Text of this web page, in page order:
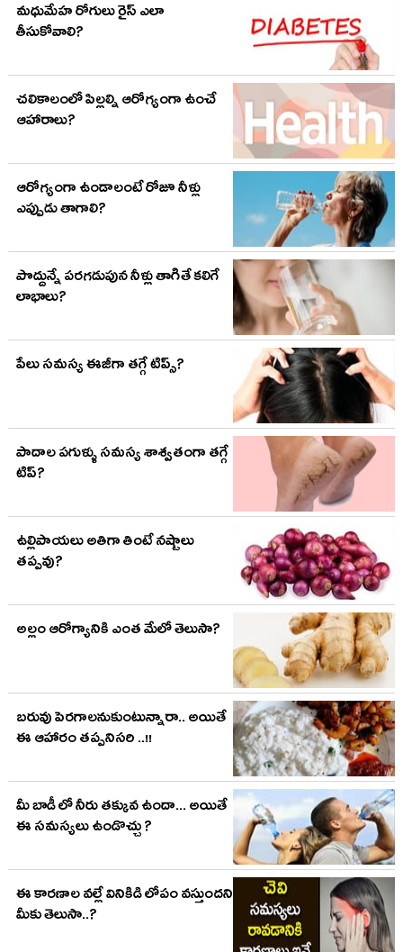
మధుమేహ రోగులు రైస్ ఎలా
తీసుకోవాలి?
చలికాలంలో పిల్లల్ని ఆరోగ్యంగా ఉంచే
ఆహారాలు?
ఆరోగ్యంగా ఉండాలంటే రోజూ నీళ్లు
ఎప్పుడు తాగాలి?
పొద్దున్నే పరగడుపున నీళ్లు తాగితే కలిగే
లాభాలు?
పేలు సమస్య ఈజీగా తగ్గే టిప్స్?
పాదాల పగుళ్ళు సమస్య శాశ్వతంగా తగ్గే
టిప్?
ఉల్లిపాయలు అతిగా తింటే నష్టాలు
తప్పవు?
అల్లం ఆరోగ్యానికి ఎంత మేలో తెలుసా?
బరువు పెరగాలనుకుంటున్నారా.. అయితే
ఈ ఆహారం తప్పనిసరి ..!!
మీ బాడీ లో నీరు తక్కువ ఉందా... అయితే
ఈ సమస్యలు ఉండొచ్చు ?
ఈ కారణాల వల్లే వినికిడి లోపం వస్తుందని
మీకు తెలుసా..?